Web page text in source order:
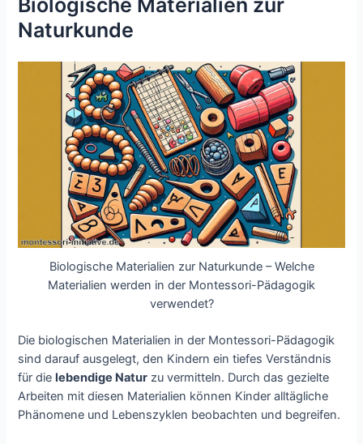
Naturkunde
Biologische Materialien zur Naturkunde – Welche
Materialien werden in der Montessori-Pädagogik
verwendet?
Die biologischen Materialien in der Montessori-Pädagogik
sind darauf ausgelegt, den Kindern ein tiefes Verständnis
für dielebendige Natur zu vermitteln. Durch das gezielte
Arbeiten mit diesen Materialien können Kinder alltägliche
Phänomene und Lebenszyklen beobachten und begreifen.